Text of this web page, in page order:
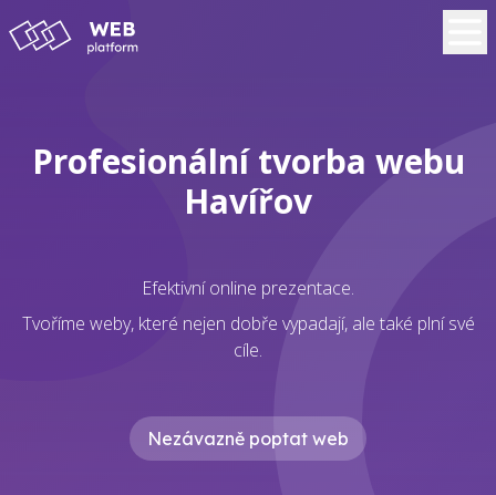
Profesionální tvorba webu
Havířov
Efektivní online prezentace.
Tvoříme weby, které nejen dobře vypadají, ale také plní své
cíle.
Nezávazně poptat web